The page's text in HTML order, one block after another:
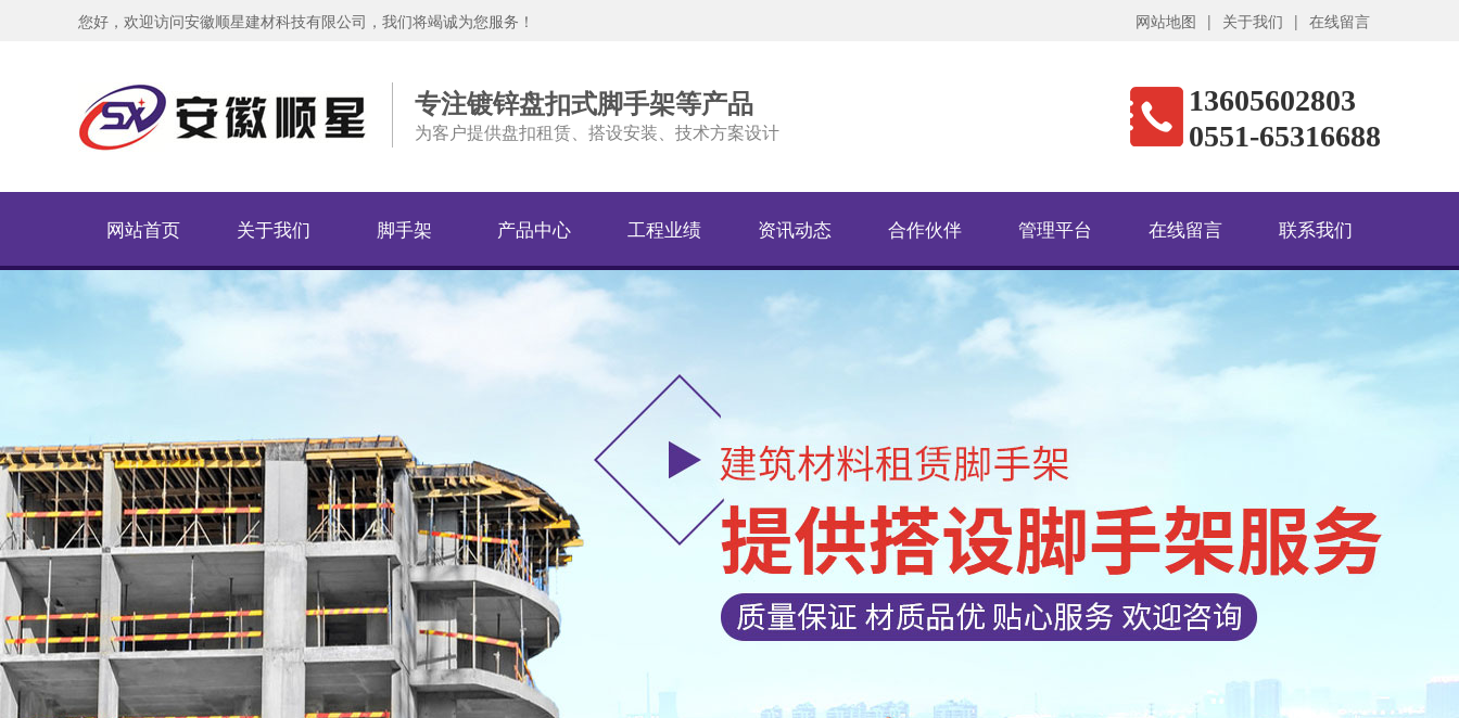
您好，欢迎访问安徽顺星建材科技有限公司，我们将竭诚为您服务！ 网站地图 | 关于我们 | 在线留言
专注镀锌盘扣式脚手架等产品
为客户提供盘扣租赁、搭设安装、技术方案设计
13605602803
0551-65316688
网站首页 关于我们 脚手架 产品中心 工程业绩 资讯动态 合作伙伴 管理平台 在线留言 联系我们